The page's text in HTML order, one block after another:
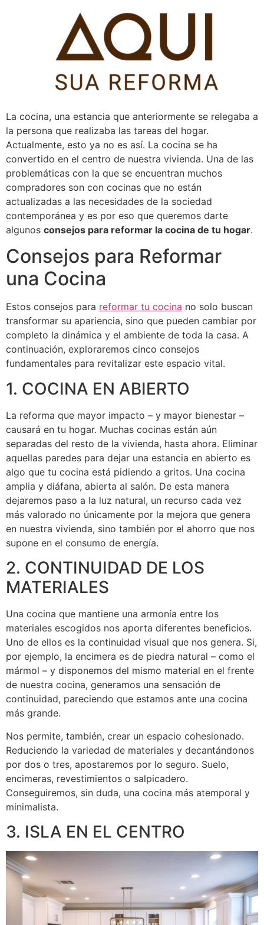
La cocina, una estancia que anteriormente se relegaba a
la persona que realizaba las tareas del hogar.
Actualmente, esto ya no es así. La cocina se ha
convertido en el centro de nuestra vivienda. Una de las
problemáticas con la que se encuentran muchos
compradores son con cocinas que no están
actualizadas a las necesidades de la sociedad
contemporánea y es por eso que queremos darte
algunos consejos para reformar la cocina de tu hogar.
Consejos para Reformar
una Cocina
Estos consejos para reformar tu cocina no solo buscan
transformar su apariencia, sino que pueden cambiar por
completo la dinámica y el ambiente de toda la casa. A
continuación, exploraremos cinco consejos
fundamentales para revitalizar este espacio vital.
1. COCINA EN ABIERTO
La reforma que mayor impacto – y mayor bienestar –
causará en tu hogar. Muchas cocinas están aún
separadas del resto de la vivienda, hasta ahora. Eliminar
aquellas paredes para dejar una estancia en abierto es
algo que tu cocina está pidiendo a gritos. Una cocina
amplia y diáfana, abierta al salón. De esta manera
dejaremos paso a la luz natural, un recurso cada vez
más valorado no únicamente por la mejora que genera
en nuestra vivienda, sino también por el ahorro que nos
supone en el consumo de energía.
2. CONTINUIDAD DE LOS
MATERIALES
Una cocina que mantiene una armonía entre los
materiales escogidos nos aporta diferentes beneficios.
Uno de ellos es la continuidad visual que nos genera. Si,
por ejemplo, la encimera es de piedra natural – como el
mármol – y disponemos del mismo material en el frente
de nuestra cocina, generamos una sensación de
continuidad, pareciendo que estamos ante una cocina
más grande.
Nos permite, también, crear un espacio cohesionado.
Reduciendo la variedad de materiales y decantándonos
por dos o tres, apostaremos por lo seguro. Suelo,
encimeras, revestimientos o salpicadero.
Conseguiremos, sin duda, una cocina más atemporal y
minimalista.
3. ISLA EN EL CENTRO